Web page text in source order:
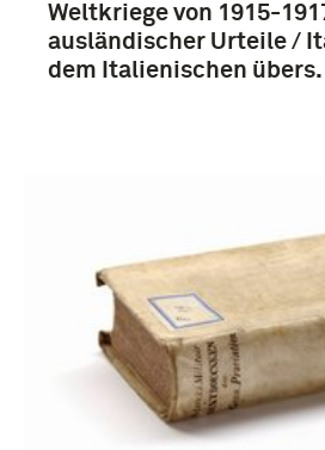
Weltkriege von 1915-
ausländischer Urteile /
dem Italienischen übers.